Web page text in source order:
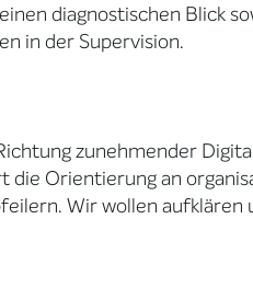
diagnostischen Blick
in der Supervision.
zunehmender
Orientierung an
Wir wollen